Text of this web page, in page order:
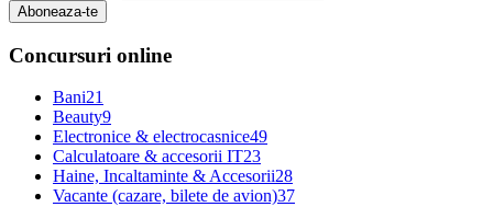
Aboneaza-te
Concursuri online
Bani21
Beauty9
Electronice & electrocasnice49
Calculatoare & accesorii IT23
Haine, Incaltaminte & Accesorii28
Vacante (cazare, bilete de avion)37